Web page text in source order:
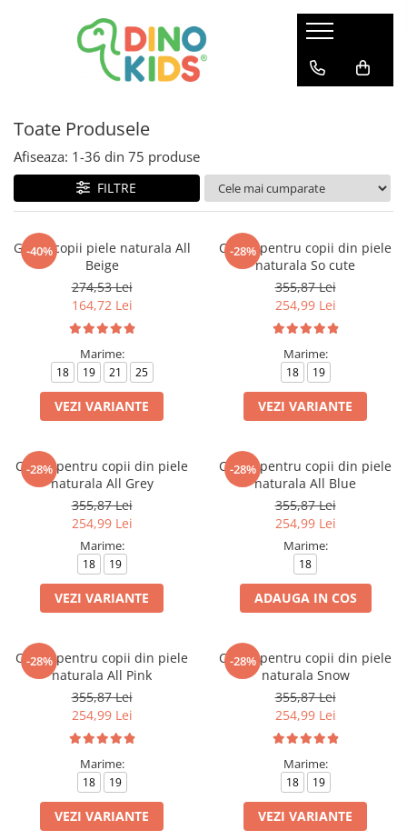
Suport clienti
Politica de Retur
Livrare internationala
Formular de retur
Toate Produsele
Afiseaza: 1-36 din 75 produse
FILTRE
-40%
Ghete copii piele naturala All
Beige
274,53 Lei
164,72 Lei
Marime:
18 19 21 25
VEZI VARIANTE
-28%
Cizme pentru copii din piele
naturala So cute
355,87 Lei
254,99 Lei
Marime:
18 19
VEZI VARIANTE
-28%
Cizme pentru copii din piele
naturala All Grey
355,87 Lei
254,99 Lei
Marime:
18 19
VEZI VARIANTE
-28%
Cizme pentru copii din piele
naturala All Blue
355,87 Lei
254,99 Lei
Marime:
18
ADAUGA IN COS
-28%
Cizme pentru copii din piele
naturala All Pink
355,87 Lei
254,99 Lei
Marime:
18 19
VEZI VARIANTE
-28%
Cizme pentru copii din piele
naturala Snow
355,87 Lei
254,99 Lei
Marime:
18 19
VEZI VARIANTE